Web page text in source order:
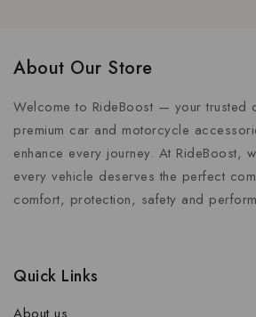
About Our Store
Welcome to RideBoost — your trusted
premium car and motorcycle
enhance every journey. At RideBoost,
every vehicle deserves the perfect
comfort, protection, safety and
Quick Links